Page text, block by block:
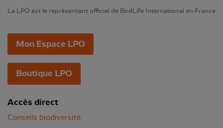
La LPO est le représentant officiel de BirdLife International en France
Mon Espace LPO
Boutique LPO
Accès direct
Conseils biodiversité